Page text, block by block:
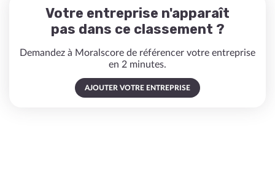
Votre entreprise n'apparaît
pas dans ce classement ?
Demandez à Moralscore de référencer votre entreprise
en 2 minutes.
AJOUTER VOTRE ENTREPRISE